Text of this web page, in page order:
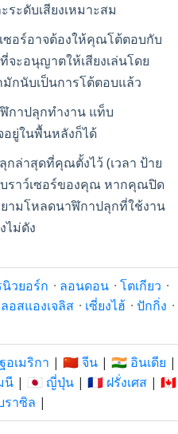
ระดับเสียงเหมาะสม
เซอร์อาจต้องให้คุณโต้ตอบกับ
จะอนุญาตให้เสียงเล่นโดย
กนับเป็นการโต้ตอบแล้ว
กาปลุกทำงาน แท็บ
อยู่ในพื้นหลังก็ได้
กล่าสุดที่คุณตั้งไว้ (เวลา ป้าย
บราว์เซอร์ของคุณ หากคุณปิด
ามโหลดนาฬิกาปลุกที่ใช้งาน
ไม่ดัง
วยอร์ก · ลอนดอน · โตเกียว ·
ลอสแองเจลิส · เซี่ยงไฮ้ · ปักกิ่ง ·
อเมริกา | 🇨🇳 จีน | 🇮🇳 อินเดีย |
นี | 🇯🇵 ญี่ปุ่น | 🇫🇷 ฝรั่งเศส | 🇨🇦
ราซิล |